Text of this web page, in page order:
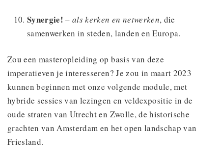
Synergie! – als kerken en netwerken, die
samenwerken in steden, landen en Europa.
Zou een masteropleiding op basis van deze
imperatieven je interesseren? Je zou in maart 2023
kunnen beginnen met onze volgende module, met
hybride sessies van lezingen en veldexpositie in de
oude straten van Utrecht en Zwolle, de historische
grachten van Amsterdam en het open landschap van
Friesland.